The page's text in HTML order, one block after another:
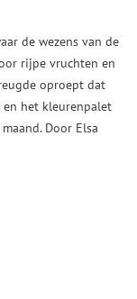
de wezens van de
rijpe vruchten en
oproept dat
en het kleurenpalet
Door Elsa